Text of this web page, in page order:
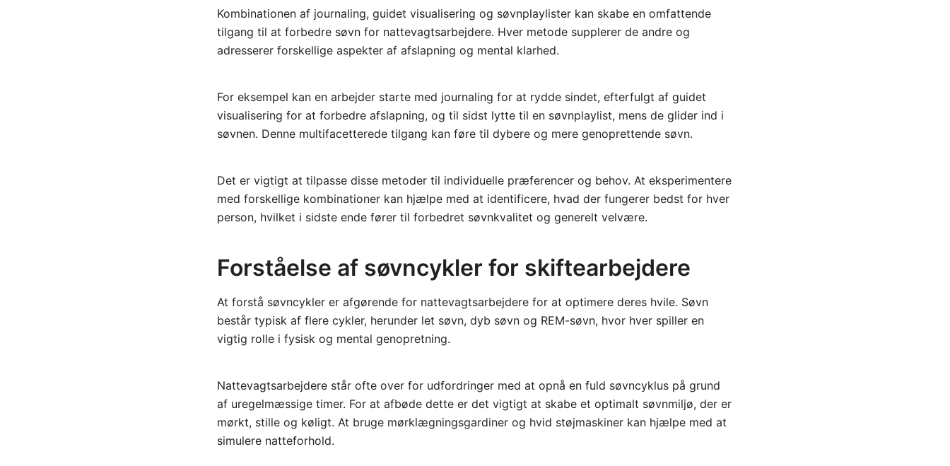
Kombinationen af journaling, guidet visualisering og søvnplaylister kan skabe en omfattende
tilgang til at forbedre søvn for nattevagtsarbejdere. Hver metode supplerer de andre og
adresserer forskellige aspekter af afslapning og mental klarhed.
For eksempel kan en arbejder starte med journaling for at rydde sindet, efterfulgt af guidet
visualisering for at forbedre afslapning, og til sidst lytte til en søvnplaylist, mens de glider ind i
søvnen. Denne multifacetterede tilgang kan føre til dybere og mere genoprettende søvn.
Det er vigtigt at tilpasse disse metoder til individuelle præferencer og behov. At eksperimentere
med forskellige kombinationer kan hjælpe med at identificere, hvad der fungerer bedst for hver
person, hvilket i sidste ende fører til forbedret søvnkvalitet og generelt velvære.
Forståelse af søvncykler for skiftearbejdere
At forstå søvncykler er afgørende for nattevagtsarbejdere for at optimere deres hvile. Søvn
består typisk af flere cykler, herunder let søvn, dyb søvn og REM-søvn, hvor hver spiller en
vigtig rolle i fysisk og mental genopretning.
Nattevagtsarbejdere står ofte over for udfordringer med at opnå en fuld søvncyklus på grund
af uregelmæssige timer. For at afbøde dette er det vigtigt at skabe et optimalt søvnmiljø, der er
mørkt, stille og køligt. At bruge mørklægningsgardiner og hvid støjmaskiner kan hjælpe med at
simulere natteforhold.